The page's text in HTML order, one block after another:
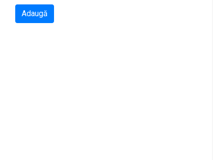
Adaugă